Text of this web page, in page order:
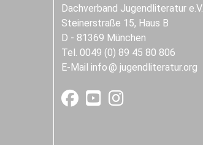
Dachverband Jugendliteratur e.V.
Steinerstraße 15, Haus B
D - 81369 München
Tel. 0049 (0) 89 45 80 806
E-Mail info jugendliteratur.org